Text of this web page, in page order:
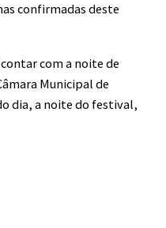
confirmadas deste
com a noite de
Municipal de
dia, a noite do festival,